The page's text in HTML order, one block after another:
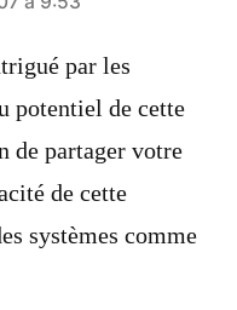
par les
potentiel de cette
de partager votre
de cette
systèmes comme